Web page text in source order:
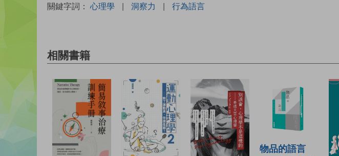
關鍵字詞： 心理學 | 洞察力 | 行為語言
相關書籍
物品的語言